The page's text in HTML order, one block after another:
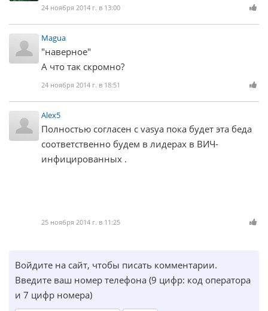
24 ноября 2014 г. в 13:00
Magua
"наверное"
А что так скромно?
24 ноября 2014 г. в 18:51
Alex5
Полностью согласен с vasya пока будет эта беда
соответственно будем в лидерах в ВИЧ-
инфицированных .
25 ноября 2014 г. в 11:25
Войдите на сайт, чтобы писать комментарии.
Введите ваш номер телефона (9 цифр: код оператора
и 7 цифр номера)